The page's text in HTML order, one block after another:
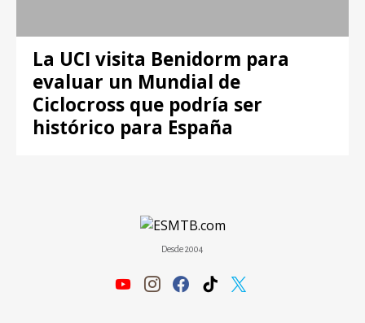
La UCI visita Benidorm para
evaluar un Mundial de
Ciclocross que podría ser
histórico para España
Desde 2004